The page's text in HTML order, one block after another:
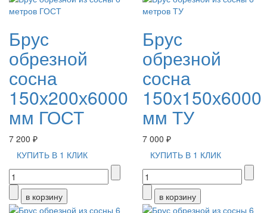
Брус
обрезной
сосна
150х200х6000
мм ГОСТ
7 200 ₽
КУПИТЬ В 1 КЛИК
Брус
обрезной
сосна
150х150х6000
мм ТУ
7 000 ₽
КУПИТЬ В 1 КЛИК